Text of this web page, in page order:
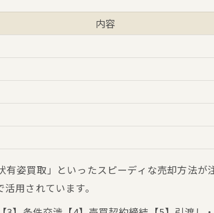
内容
姿買取」といったスピーディな売却方法が
用されています。